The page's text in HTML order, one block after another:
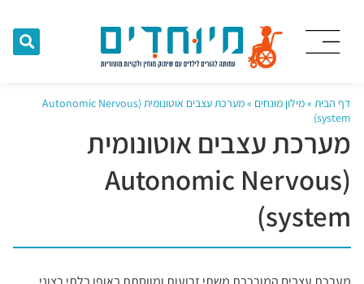
דף הבית »מילון מונחים »
מערכת עצבים אוטונומית (Autonomic Nervous
system)
מערכת עצבים אוטונומית
(Autonomic Nervous
system)